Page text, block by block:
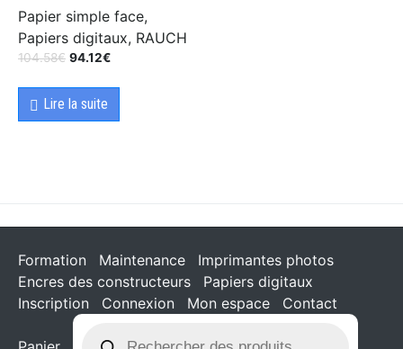
Papier simple face,
Papiers digitaux, RAUCH
104.58€ 94.12€
Lire la suite
Formation Maintenance
Imprimantes photos
Encres des constructeurs
Papiers digitaux
Inscription
Connexion Mon espace Contact